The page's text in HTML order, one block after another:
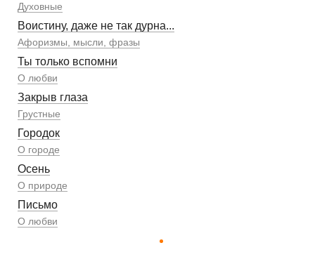
Духовные
Воистину, даже не так дурна...
Афоризмы, мысли, фразы
Ты только вспомни
О любви
Закрыв глаза
Грустные
Городок
О городе
Осень
О природе
Письмо
О любви